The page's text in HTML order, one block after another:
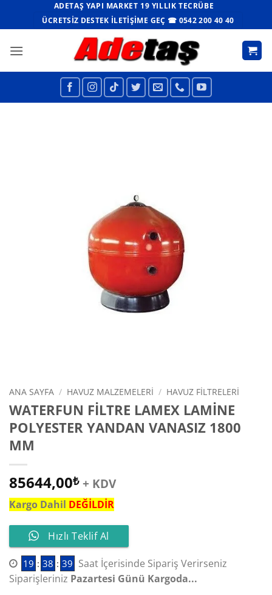
ADETAŞ YAPI MARKET 19 YILLIK TECRÜBE
ÜCRETSIZ DESTEK İLETIŞIME GEÇ ☎ 0542 200 40 40
ANA SAYFA / HAVUZ MALZEMELERI / HAVUZ FILTRELERI
WATERFUN FİLTRE LAMEX LAMİNE
POLYESTER YANDAN VANASIZ 1800
MM
85644,00₺ + KDV
Kargo Dahil DEĞİLDİR
Hızlı Teklif Al
19 : 38 : 38 Saat İçerisinde Sipariş Verirseniz
Siparişleriniz Pazartesi Günü Kargoda...